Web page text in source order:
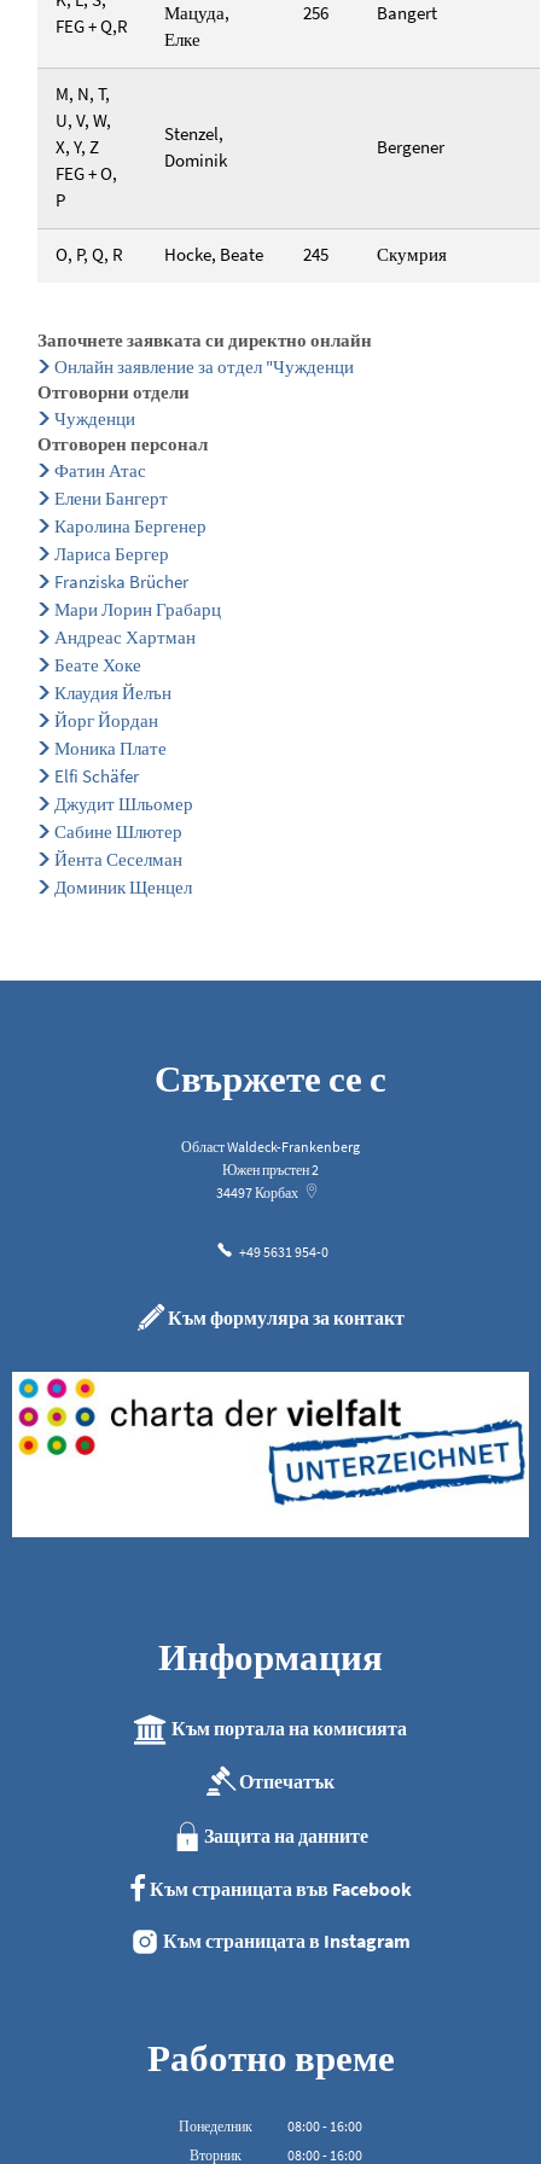
Започнете заявката си директно онлайн
Онлайн заявление за отдел "Чужденци
FEG + Q,R
Мацуда,
Елке
256 Bangert
M, N, T,
U, V, W,
X, Y, Z
FEG + O,
P
Stenzel,
Dominik
Bergener
O, P, Q, R Hocke, Beate 245 Скумрия
Отговорни отдели
Чужденци
Отговорен персонал
Фатин Атас
Елени Бангерт
Каролина Бергенер
Лариса Бергер
Franziska Brücher
Мари Лорин Грабарц
Андреас Хартман
Беате Хоке
Клаудия Йелън
Йорг Йордан
Моника Плате
Elfi Schäfer
Джудит Шльомер
Сабине Шлютер
Йента Сеселман
Доминик Щенцел
Свържете се с
Област Waldeck-Frankenberg
Южен пръстен 2
34497Корбах
+49 5631 954-0
Към формуляра за контакт
Информация
Към портала на комисията
Отпечатък
Защита на данните
Към страницата във Facebook
Към страницата в Instagram
Работно време
Понеделник 08:00- 16:00
От 08:00 до 16:00
Вторник 08:00- 16:00